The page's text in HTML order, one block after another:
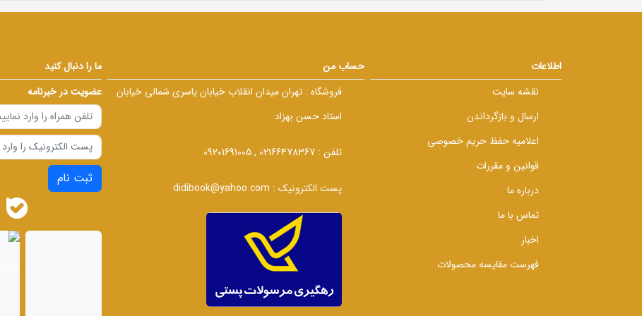
اطلاعات
نقشه سایت
ارسال و بازگرداندن
اعلامیه حفظ حریم خصوصی
قوانین و مقررات
درباره ما
تماس با ما
اخبار
فهرست مقایسه محصولات
حساب من
فروشگاه : تهران میدان انقلاب خیابان یاسری شمالی خیابان
استاد حسن بهزاد
تلفن : 02166478367 , 09201691005
پست الکترونیک : didibook@yahoo.com
ما را دنبال کنید
عضویت در خبرنامه
ثبت نام